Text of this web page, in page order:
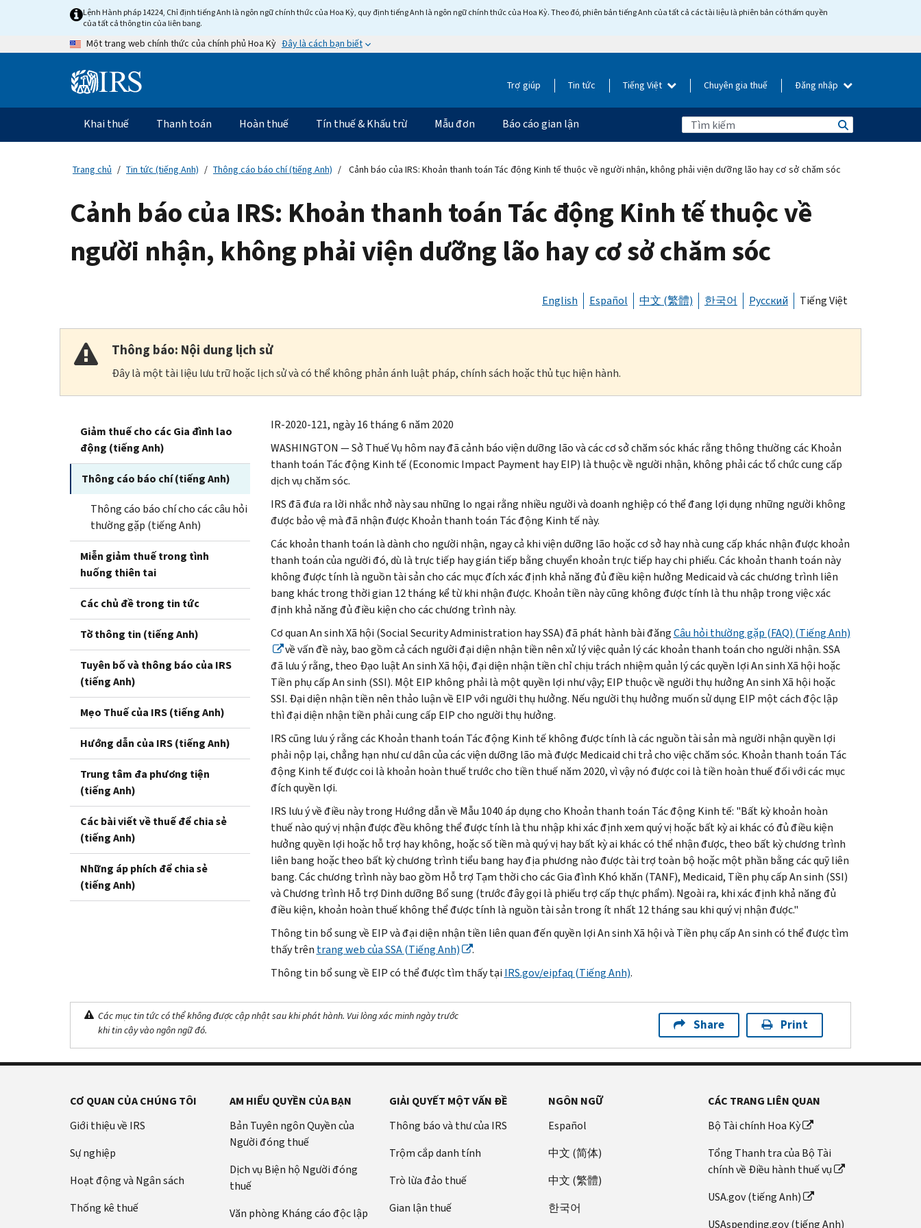
content
Lệnh Hành pháp 14224, Chỉ định tiếng Anh là ngôn ngữ chính thức của Hoa Kỳ, quy định tiếng Anh là ngôn ngữ chính thức của Hoa Kỳ. Theo đó, phiên bản tiếng Anh của tất cả các tài liệu là phiên bản có thẩm quyền
của tất cả thông tin của liên bang.
Một trang web chính thức của chính phủ Hoa Kỳ Đây là cách bạn biết
Information Trợ giúp Tin tức Tiếng Việt Chuyên gia thuế Đăng nhập
Điều
hướng
chính
Khai thuế Thanh toán Hoàn thuế Tín thuế & Khấu trừ Mẫu đơn Báo cáo gian lận
Trang chủ Tin tức (tiếng Anh) Thông cáo báo chí (tiếng Anh) Cảnh báo của IRS: Khoản thanh toán Tác động Kinh tế thuộc về người nhận, không phải viện dưỡng lão hay cơ sở chăm sóc
Cảnh báo của IRS: Khoản thanh toán Tác động Kinh tế thuộc về
người nhận, không phải viện dưỡng lão hay cơ sở chăm sóc
English Español 中文 (繁體) 한국어 Русский Tiếng Việt
Thông báo: Nội dung lịch sử
Đây là một tài liệu lưu trữ hoặc lịch sử và có thể không phản ánh luật pháp, chính sách hoặc thủ tục hiện hành.
Giảm thuế cho các Gia đình lao
động (tiếng Anh)
Thông cáo báo chí (tiếng Anh)
Thông cáo báo chí cho các câu hỏi
thường gặp (tiếng Anh)
Miễn giảm thuế trong tình
huống thiên tai
Các chủ đề trong tin tức
Tờ thông tin (tiếng Anh)
Tuyên bố và thông báo của IRS
(tiếng Anh)
Mẹo Thuế của IRS (tiếng Anh)
Hướng dẫn của IRS (tiếng Anh)
Trung tâm đa phương tiện
(tiếng Anh)
Các bài viết về thuế để chia sẻ
(tiếng Anh)
Những áp phích để chia sẻ
(tiếng Anh)
IR-2020-121, ngày 16 tháng 6 năm 2020
WASHINGTON — Sở Thuế Vụ hôm nay đã cảnh báo viện dưỡng lão và các cơ sở chăm sóc khác rằng thông thường các Khoản
thanh toán Tác động Kinh tế (Economic Impact PaymenthayEIP) là thuộc về người nhận, không phải các tổ chức cung cấp
dịch vụ chăm sóc.
IRSđã đưa ra lời nhắc nhở này sau những lo ngại rằng nhiều người và doanh nghiệp có thể đang lợi dụng những người không
được bảo vệ mà đã nhận được Khoản thanh toán Tác động Kinh tế này.
Các khoản thanh toán là dành cho người nhận, ngay cả khi viện dưỡng lão hoặc cơ sở hay nhà cung cấp khác nhận được khoản
thanh toán của người đó, dù là trực tiếp hay gián tiếp bằng chuyển khoản trực tiếp hay chi phiếu. Các khoản thanh toán này
không được tính là nguồn tài sản cho các mục đích xác định khả năng đủ điều kiện hưởng Medicaidvà các chương trình liên
bang khác trong thời gian 12 tháng kể từ khi nhận được. Khoản tiền này cũng không được tính là thu nhập trong việc xác
định khả năng đủ điều kiện cho các chương trình này.
Cơ quan An sinh Xã hội (Social Security Administration haySSA) đã phát hành bài đăngCâu hỏi thường gặp (FAQ) (Tiếng Anh)
về vấn đề này, bao gồm cả cách người đại diện nhận tiền nên xử lý việc quản lý các khoản thanh toán cho người nhận.SSA
đã lưu ý rằng, theo Đạo luật An sinh Xã hội, đại diện nhận tiền chỉ chịu trách nhiệm quản lý các quyền lợi An sinh Xã hội hoặc
Tiền phụ cấp An sinh (SSI). MộtEIP không phải là một quyền lợi như vậy; EIP thuộc về người thụ hưởng An sinh Xã hội hoặc
SSI. Đại diện nhận tiền nên thảo luận về EIPvới người thụ hưởng. Nếu người thụ hưởng muốn sử dụng EIP một cách độc lập
thì đại diện nhận tiền phải cung cấp EIPcho người thụ hưởng.
IRScũng lưu ý rằng các Khoản thanh toán Tác động Kinh tế không được tính là các nguồn tài sản mà người nhận quyền lợi
phải nộp lại, chẳng hạn như cư dân của các viện dưỡng lão mà đượcMedicaidchi trả cho việc chăm sóc. Khoản thanh toán Tác
động Kinh tế được coi là khoản hoàn thuế trước cho tiền thuế năm 2020, vì vậy nó được coi là tiền hoàn thuế đối với các mục
đích quyền lợi.
IRS lưu ý về điều này trong Hướng dẫn về Mẫu 1040 áp dụng cho Khoản thanh toán Tác động Kinh tế: "Bất kỳ khoản hoàn
thuế nào quý vị nhận được đều không thể được tính là thu nhập khi xác định xem quý vị hoặc bất kỳ ai khác có đủ điều kiện
hưởng quyền lợi hoặc hỗ trợ hay không, hoặc số tiền mà quý vị hay bất kỳ ai khác có thể nhận được, theo bất kỳ chương trình
liên bang hoặc theo bất kỳ chương trình tiểu bang hay địa phương nào được tài trợ toàn bộ hoặc một phần bằng các quỹ liên
bang. Các chương trình này bao gồm Hỗ trợ Tạm thời cho các Gia đình Khó khăn (TANF), Medicaid, Tiền phụ cấp An sinh (SSI)
và Chương trình Hỗ trợ Dinh dưỡng Bổ sung (trước đây gọi là phiếu trợ cấp thực phẩm). Ngoài ra, khi xác định khả năng đủ
điều kiện, khoản hoàn thuế không thể được tính là nguồn tài sản trong ít nhất 12 tháng sau khi quý vị nhận được."
Thông tin bổ sung về EIPvà đại diện nhận tiền liên quan đến quyền lợi An sinh Xã hội và Tiền phụ cấp An sinh có thể được tìm
thấy trên trang web củaSSA(Tiếng Anh)
.
Thông tin bổ sung về EIPcó thể được tìm thấy tại IRS.gov/eipfaq (Tiếng Anh).
Các mục tin tức có thể không được cập nhật sau khi phát hành. Vui lòng xác minh ngày trước
khi tin cậy vào ngôn ngữ đó.
Share Print
CƠ QUAN CỦA CHÚNG TÔI
Giới thiệu về IRS
Sự nghiệp
Hoạt động và Ngân sách
Thống kê thuế
AM HIỂU QUYỀN CỦA BẠN
Bản Tuyên ngôn Quyền của
Người đóng thuế
Dịch vụ Biện hộ Người đóng
thuế
Văn phòng Kháng cáo độc lập
GIẢI QUYẾT MỘT VẤN ĐỀ
Thông báo và thư của IRS
Trộm cắp danh tính
Trò lừa đảo thuế
Gian lận thuế
NGÔN NGỮ
Español
中文 (简体)
中文 (繁體)
한국어
CÁC TRANG LIÊN QUAN
Bộ Tài chính Hoa Kỳ
Tổng Thanh tra của Bộ Tài
chính về Điều hành thuế vụ
USA.gov (tiếng Anh)
USAspending.gov (tiếng Anh)